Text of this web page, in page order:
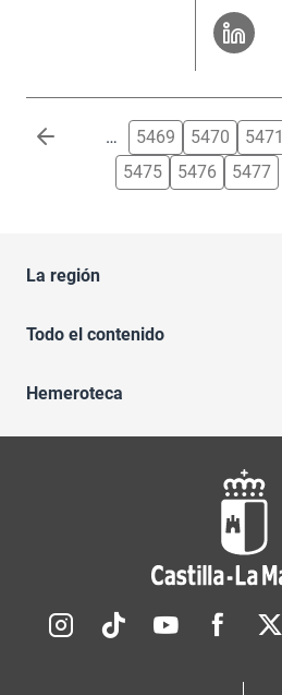
Paginación … 5469 5470 5471
5475
5476 5477
La región
Todo el contenido
Hemeroteca
Redes sociales JCCM